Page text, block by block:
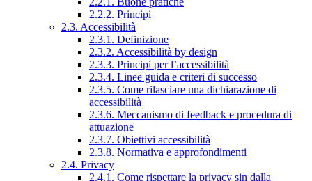
2.2.2. Principi
2.3. Accessibilità
2.3.1. Definizione
2.3.2. Accessibilità by design
2.3.3. Principi per l’accessibilità
2.3.4. Linee guida e criteri di successo
2.3.5. Come rilasciare una dichiarazione di
accessibilità
2.3.6. Meccanismo di feedback e procedura di
attuazione
2.3.7. Obiettivi accessibilità
2.3.8. Normativa e approfondimenti
2.4. Privacy
2.4.1. Come rispettare la privacy sin dalla